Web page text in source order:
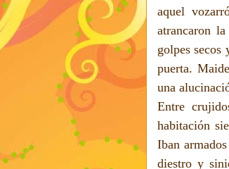
aquel
atrancaron
golpes secos
puerta.
una
Entre
habitación
Iban
diestro y